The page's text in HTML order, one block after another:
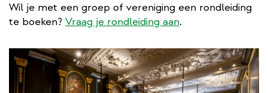
Wil je met een groep of vereniging een rondleiding
te boeken? Vraag je rondleiding aan.